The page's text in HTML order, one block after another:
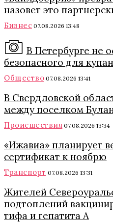
назовет это
Бизнес 07.08.2026 13:48
В Петербурге не
безопасного для
Общество 07.08.2026 13:41
В Свердловской
между поселком
Происшествия 07.08.2026 13:34
«Ижавиа» планирует
сертификат к ноябрю
Транспорт 07.08.2026 13:31
Жителей
подтоплений
тифа и гепатита А